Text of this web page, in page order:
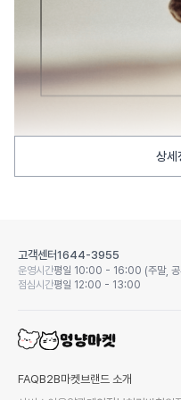
상세
고객센터1644-3955
운영시간평일 10:00 - 16:00 (주말, 공
점심시간평일 12:00 - 13:00
FAQB2B마켓 브랜드 소개